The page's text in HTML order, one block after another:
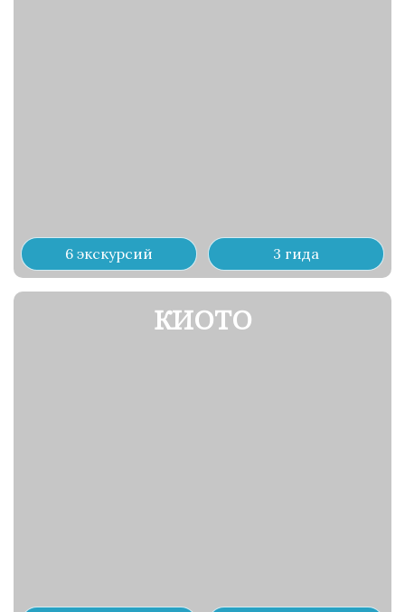
6 экскурсий 3 гида
КИОТО